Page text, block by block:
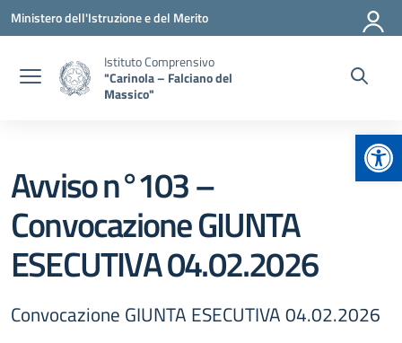
Vai ai contenuti
Vai al menu di navigazione
Vai al footer
Ministero dell'Istruzione e del Merito
Istituto Comprensivo
"Carinola – Falciano del
Massico"
Avviso n°103 –
Convocazione GIUNTA
ESECUTIVA 04.02.2026
Convocazione GIUNTA ESECUTIVA 04.02.2026